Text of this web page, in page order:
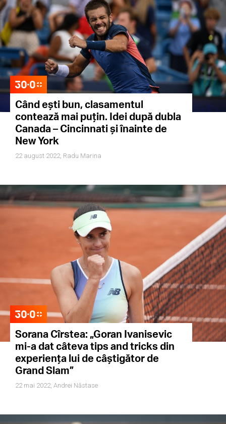
Când ești bun, clasamentul
contează mai puțin. Idei după dubla
Canada – Cincinnati și înainte de
New York
22 august 2022, Radu Marina
Sorana Cîrstea: „Goran Ivanisevic
mi-a dat câteva tips and tricks din
experiența lui de câștigător de
Grand Slam”
22 mai 2022, Andrei Năstase